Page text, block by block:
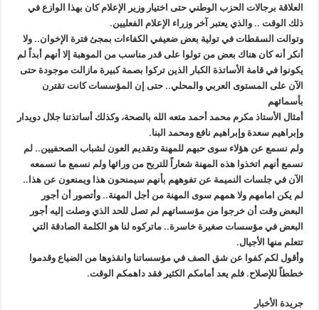
العلاقة برجالات الحزب الوطني حتى اختيار وزير الإعلام كان بهذا الوازع في
ذلك الوقت .. والذي يعتبر آخر وزراء الإعلام الفعليين.
وتوالت السقطات في تولية بعض ضعيفي الكفاءات بمجئ فترة الإخوان.. ولا
أنكر أنه كان هناك بعض من تولوا على قدر مناسب من الموهبة إلا أنهم أبداً لم
يكونوا في قامة الأساتذة الكبار الذين تركوا بصمة كبيرة مازالت موجودة حتى
الآن على المستوى العربي والمحلي.. حتى إن المؤسسات كانت تقترن
بأسمائهم
أمثال الأستاذ مكرم محمد أحمد متعه الله بالصحة، وكذلك أساتذتنا جلال دويدار
وإبراهيم سعدة وإبراهيم نافع ومحمد البنا.
ولم نسمع عن هؤلاء سوى حبهم للمهنة وتقديم العون لشباب الصحفيين.. لم
نسمع أنهم اتخذوا هذه المهنة شعاراً للتربح من ورائها ولم نسمع ما نسمعه
الآن في جلسات النميمة عن تفوههم بأنهم سيمنحون هذا ويمنعون عن هذا..
لم يكن امامهم ولا همهم سوى المهنة من أجل المهنة.. وأتصور أن أجور
البعض وقت أن خرجوا من مؤسساتهم لم تصل للحد الذي وصلت إليه أجور
البعض في مؤسسات صغيرة خاسرة.. ماتركوه لنا هو الكلمة الصادقة التي
تتعلم منها الأجيال.
وأقول لكم كفوا عن شق الصف في مؤسساتنا وانقذوها من الضياع وقدموا
خططاً للإصلاح. فلم يعد أمامكم الكثير فقد داهمكم الوقت.
جريدة الأخبار